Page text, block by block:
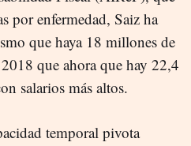
por enfermedad, Saiz ha
que haya 18 millones de
que ahora que hay 22,4
salarios más altos.
temporal pivota